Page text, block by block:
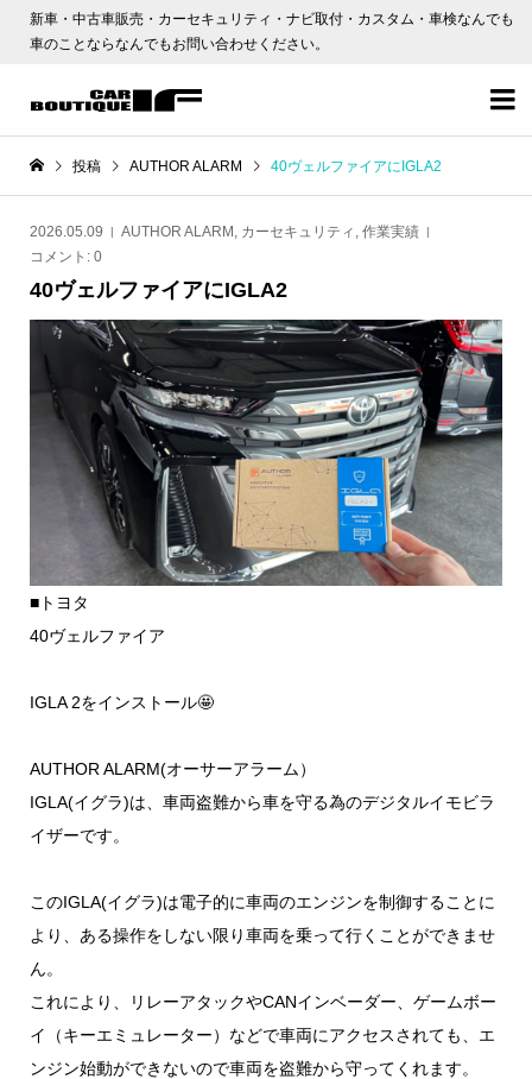
新車・中古車販売・カーセキュリティ・ナビ取付・カスタム・車検なんでも
車のことならなんでもお問い合わせください。

投稿 AUTHOR ALARM 40ヴェルファイアにIGLA2
2026.05.09 AUTHOR ALARM , カーセキュリティ , 作業実績
コメント: 0
40ヴェルファイアにIGLA2
■トヨタ
40ヴェルファイア
IGLA 2をインストール🤩
AUTHOR ALARM(オーサーアラーム）
IGLA(イグラ)は、車両盗難から車を守る為のデジタルイモビラ
イザーです。
このIGLA(イグラ)は電子的に車両のエンジンを制御することに
より、ある操作をしない限り車両を乗って行くことができませ
ん。
これにより、リレーアタックやCANインベーダー、ゲームボー
イ（キーエミュレーター）などで車両にアクセスされても、エ
ンジン始動ができないので車両を盗難から守ってくれます。